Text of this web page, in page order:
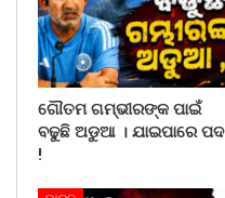
ଗୌତମ ଗମ୍ଭୀରଙ୍କ ପାଇଁ
ବଢୁଛି ଅଡୁଆ । ଯାଇପାରେ ପଦ
!